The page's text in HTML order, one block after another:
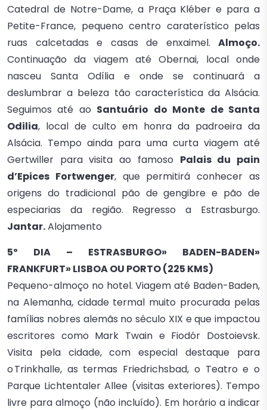
Catedral de Notre-Dame, a Praça Kléber e para a
Petite-France, pequeno centro caraterístico pelas
ruas calcetadas e casas de enxaimel. Almoço.
Continuação da viagem até Obernai, local onde
nasceu Santa Odília e onde se continuará a
deslumbrar a beleza tão característica da Alsácia.
Seguimos até ao Santuário do Monte de Santa
Odilia, local de culto em honra da padroeira da
Alsácia. Tempo ainda para uma curta viagem até
Gertwiller para visita ao famoso Palais du pain
d’Epices Fortwenger, que permitirá conhecer as
origens do tradicional pão de gengibre e pão de
especiarias da região. Regresso a Estrasburgo.
Jantar.Alojamento
5º DIA – ESTRASBURGO» BADEN-BADEN»
FRANKFURT» LISBOA OU PORTO (225 KMS)
Pequeno-almoço no hotel. Viagem até Baden-Baden,
na Alemanha, cidade termal muito procurada pelas
famílias nobres alemãs no século XIX e que impactou
escritores como Mark Twain e Fiodór Dostoievsk.
Visita pela cidade, com especial destaque para
o Trinkhalle, as termas Friedrichsbad, o Teatro e o
Parque Lichtentaler Allee (visitas exteriores). Tempo
livre para almoço (não incluído). Em horário a indicar